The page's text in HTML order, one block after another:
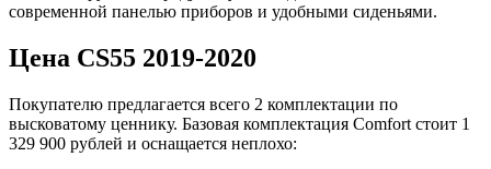
современной панелью приборов и удобными сиденьями.
Цена CS55 2019-2020
Покупателю предлагается всего 2 комплектации по
высковатому ценнику. Базовая комплектация Comfort стоит 1
329 900 рублей и оснащается неплохо: